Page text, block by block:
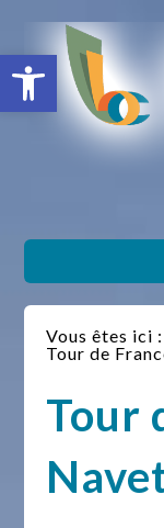
Ouvrir la
Vous êtes ici :
Tour de
Tour